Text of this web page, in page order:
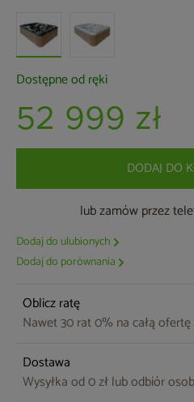
Dostępne od ręki
52 999 zł
DODAJ DO
lub zamów przez
Dodaj do ulubionych
Dodaj do porównania
Oblicz ratę
Nawet 30 rat 0% na całą ofertę
Dostawa
Wysyłka od 0 zł lub odbiór